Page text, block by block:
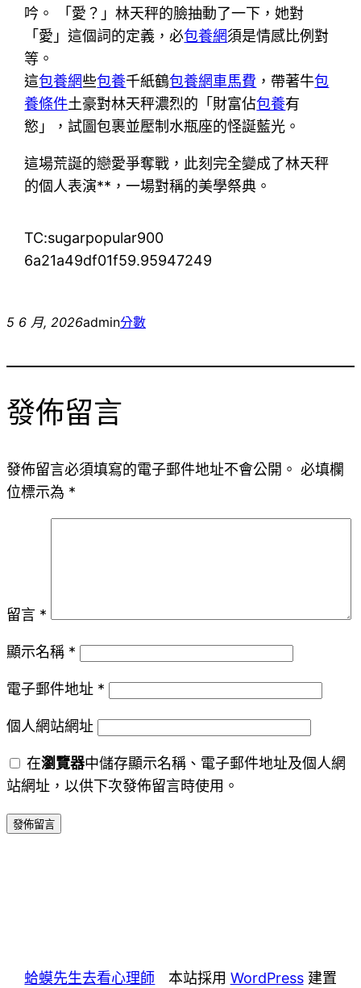
吟。 「愛？」林天秤的臉抽動了一下，她對
「愛」這個詞的定義，必包養網須是情感比例對
等。
這包養網些包養千紙鶴包養網車馬費 ，帶著牛包
養條件土豪對林天秤濃烈的「財富佔包養有
慾」，試圖包裹並壓制水瓶座的怪誕藍光。
這場荒誕的戀愛爭奪戰，此刻完全變成了林天秤
的個人表演**，一場對稱的美學祭典。
TC:sugarpopular900
6a21a49df01f59.95947249
5 6 月, 2026admin分數
發佈留言
發佈留言必須填寫的電子郵件地址不會公開。 必填欄
位標示為 *
留言 *
顯示名稱 *
電子郵件地址 *
個人網站網址
在瀏覽器中儲存顯示名稱、電子郵件地址及個人網
站網址，以供下次發佈留言時使用。
蛤蟆先生去看心理師 本站採用 WordPress建置